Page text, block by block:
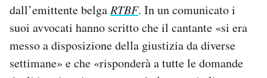
dall’emittente belga RTBF. In un comunicato i
suoi avvocati hanno scritto che il cantante «si era
messo a disposizione della giustizia da diverse
settimane» e che «risponderà a tutte le domande